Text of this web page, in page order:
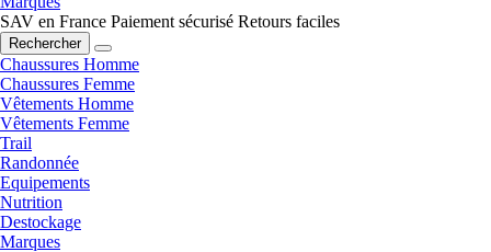
SAV en France Paiement sécurisé Retours faciles
Rechercher
Chaussures Homme
Chaussures Femme
Vêtements Homme
Vêtements Femme
Trail
Randonnée
Equipements
Nutrition
Destockage
Marques